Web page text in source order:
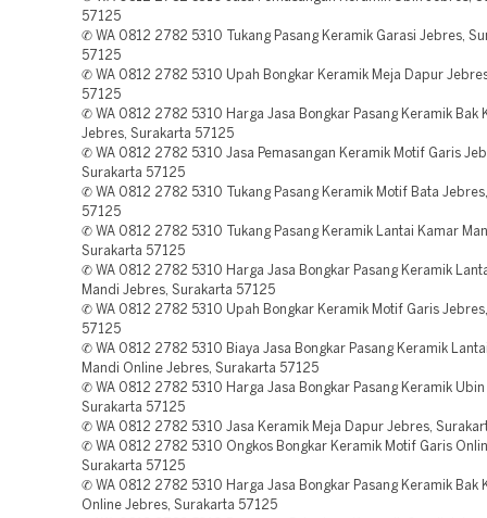
57125
✆ WA 0812 2782 5310 Tukang Pasang Keramik Garasi Jebres,
57125
✆ WA 0812 2782 5310 Upah Bongkar Keramik Meja Dapur
57125
✆ WA 0812 2782 5310 Harga Jasa Bongkar Pasang Keramik Bak
Jebres, Surakarta 57125
✆ WA 0812 2782 5310 Jasa Pemasangan Keramik Motif Garis
Surakarta 57125
✆ WA 0812 2782 5310 Tukang Pasang Keramik Motif Bata
57125
✆ WA 0812 2782 5310 Tukang Pasang Keramik Lantai Kamar
Surakarta 57125
✆ WA 0812 2782 5310 Harga Jasa Bongkar Pasang Keramik
Mandi Jebres, Surakarta 57125
✆ WA 0812 2782 5310 Upah Bongkar Keramik Motif Garis
57125
✆ WA 0812 2782 5310 Biaya Jasa Bongkar Pasang Keramik
Mandi Online Jebres, Surakarta 57125
✆ WA 0812 2782 5310 Harga Jasa Bongkar Pasang Keramik
Surakarta 57125
✆ WA 0812 2782 5310 Jasa Keramik Meja Dapur Jebres,
✆ WA 0812 2782 5310 Ongkos Bongkar Keramik Motif Garis
Surakarta 57125
✆ WA 0812 2782 5310 Harga Jasa Bongkar Pasang Keramik Bak
Online Jebres, Surakarta 57125